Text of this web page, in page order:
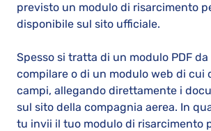
previsto un modulo di risarcimento
disponibile sul sito ufficiale.
Spesso si tratta di un modulo PDF
compilare o di un modulo web di cui
campi, allegando direttamente i
sul sito della compagnia aerea. In
tu invii il tuo modulo di risarcimento